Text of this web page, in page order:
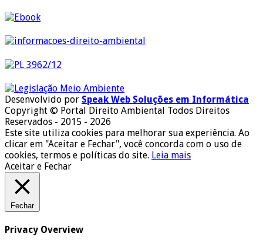
Desenvolvido por Speak Web Soluções em Informática
Copyright © Portal Direito Ambiental Todos Direitos
Reservados - 2015 - 2026
Este site utiliza cookies para melhorar sua experiência. Ao
clicar em "Aceitar e Fechar", você concorda com o uso de
cookies, termos e políticas do site. Leia mais
Aceitar e Fechar
Fechar
Privacy Overview